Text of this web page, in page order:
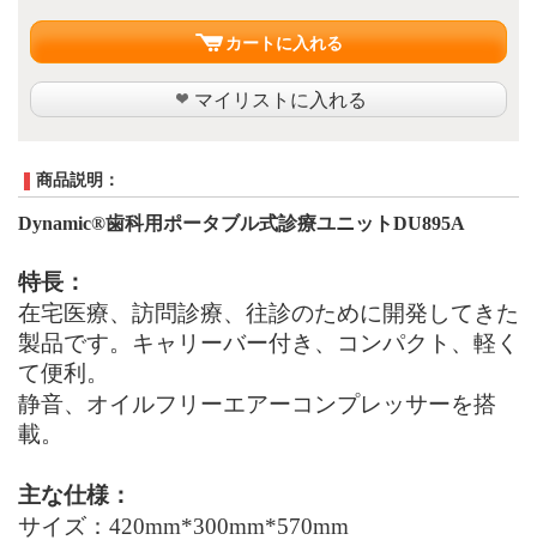
カートに入れる
マイリストに入れる
商品説明：
Dynamic®歯科用ポータブル式診療ユニットDU895A
特長：
在宅医療、訪問診療、往診のために開発してきた
製品です。キャリーバー付き、コンパクト、軽く
て便利。
静音、オイルフリーエアーコンプレッサーを搭
載。
主な仕様：
サイズ：420mm*300mm*570mm